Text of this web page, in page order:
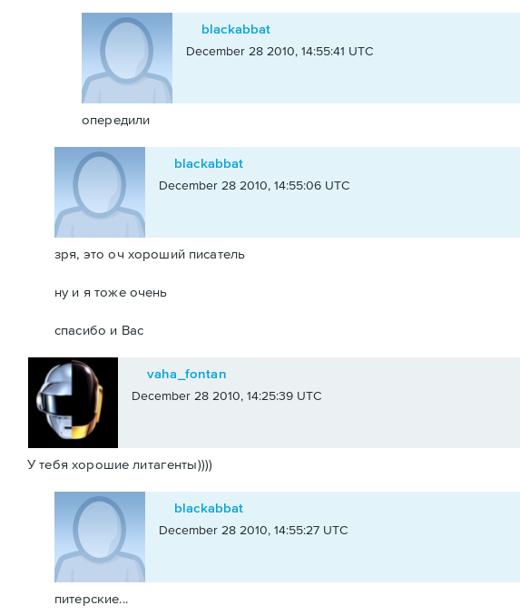
blackabbat
December 28 2010, 14:55:41 UTC
опередили
blackabbat
December 28 2010, 14:55:06 UTC
зря, это оч хороший писатель
ну и я тоже очень
спасибо и Вас
vaha_fontan
December 28 2010, 14:25:39 UTC
У тебя хорошие литагенты))))
blackabbat
December 28 2010, 14:55:27 UTC
питерские...